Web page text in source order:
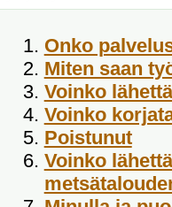
Onko
Miten saan
Voinko
Voinko
Poistunut
Voinko